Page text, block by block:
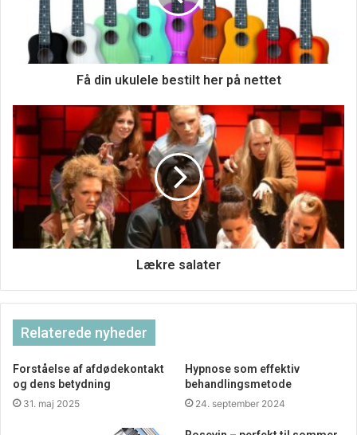
Hvis man skal tro statistikkerne, og det skal man jo, de er
baseret på fakta, så står det ikke så godt til med
danskernes mentale helbred, ja faktisk er det i hele
Det er noget, der over tid er eskaleret og meget tilskrives
udviklingen især indenfor det teknologiske felt, hvor
mange har en oplevelse af at være sat af, og hvor det kan
være svært at gennemskue, hvad det hele drejer sig om.
Det giver selvsagt stress, når man ikke føler, at man
besidder overblikket, og at man ikke kan følge med i det
hæsblæsende tempo som den moderne verden kører i.
Naturen kan være en redning, for her kan du falde til ro og
ude i naturen kan styrke dit mod og din evne til at navigere
i det, som for dig opleves som vanskeligt og svært at
håndtere.
Få din ukulele bestilt her på nettet
Lækre salater
Relaterede nyheder
Forståelse af afdødekontakt
og dens betydning
31. maj 2025
Hypnose som effektiv
behandlingsmetode
24. september 2024